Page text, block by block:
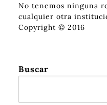
No tenemos ninguna
cualquier otra
Copyright © 2016
Buscar